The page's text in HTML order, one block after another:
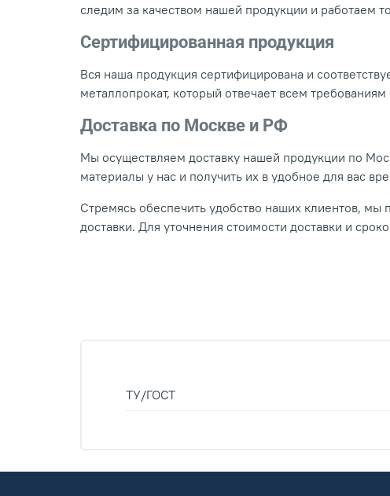
следим за качеством нашей продукции и работаем
Сертифицированная продукция
Вся наша продукция сертифицирована и
металлопрокат, который отвечает всем
Доставка по Москве и РФ
Мы осуществляем доставку нашей продукции по
материалы у нас и получить их в удобное для вас
Стремясь обеспечить удобство наших клиентов, мы
доставки. Для уточнения стоимости доставки и
ТУ/ГОСТ